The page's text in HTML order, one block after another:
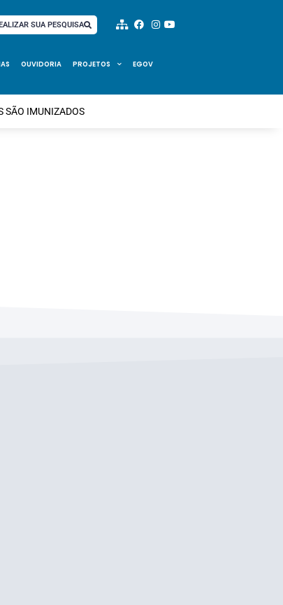
SUA PESQUISA
OUVIDORIA PROJETOS EGOV
SÃO IMUNIZADOS